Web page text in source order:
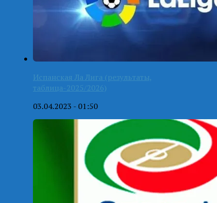
Испанская Ла Лига (результаты,
таблица-2025/2026)
03.04.2023 - 01:50